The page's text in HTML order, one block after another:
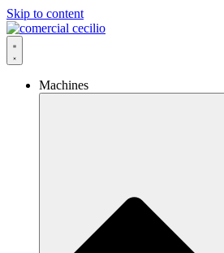
Skip to content
Machines